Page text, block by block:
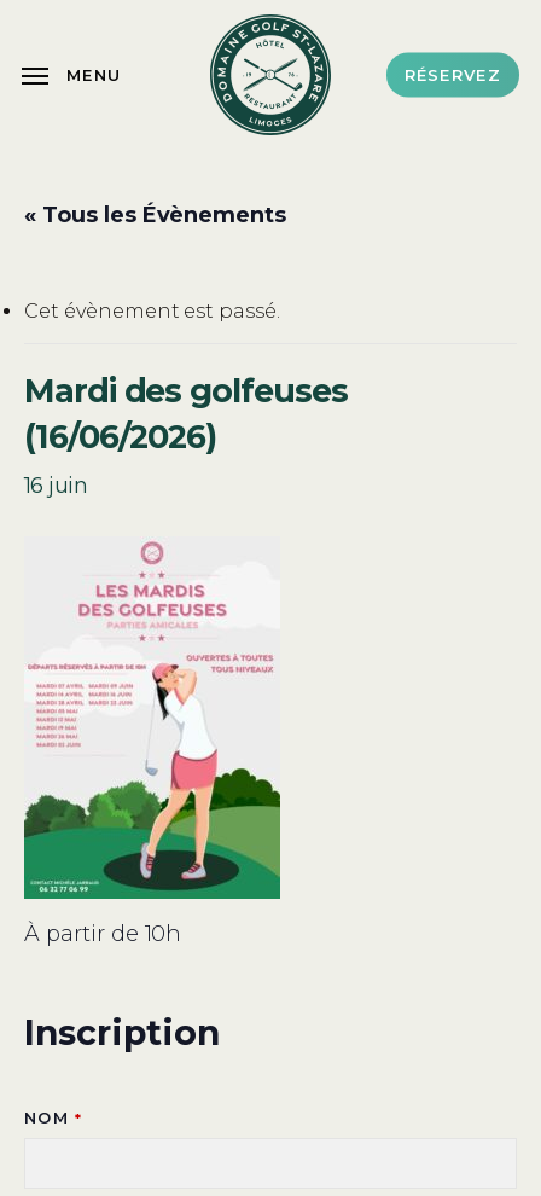
main
RÉSERVEZ
MENU
« Tous les Évènements
Cet évènement est passé.
Mardi des golfeuses
(16/06/2026)
16 juin
À partir de 10h
Inscription
NOM *